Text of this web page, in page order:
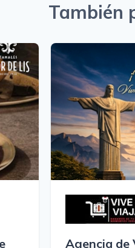
También
Agencia de